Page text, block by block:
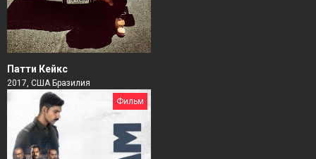
Патти Кейкс
2017, США Бразилия
Фильм